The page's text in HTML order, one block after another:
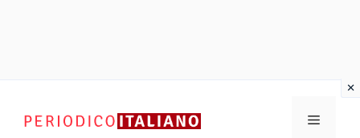
contenuto
Menu